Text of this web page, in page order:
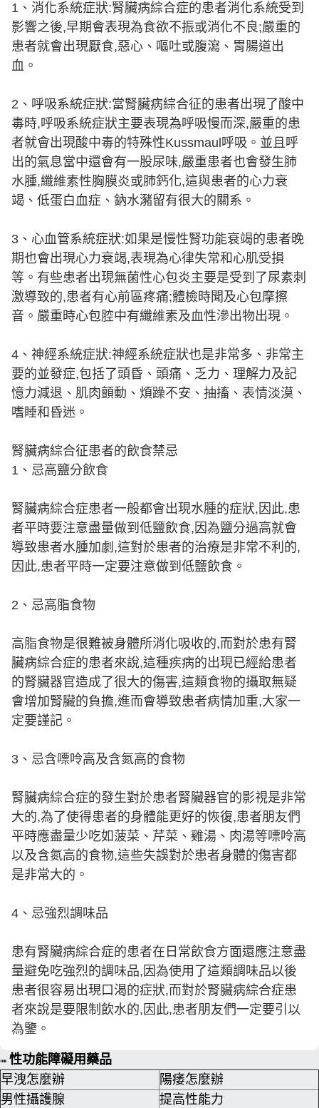
1、消化系統症狀:腎臟病綜合症的患者消化系統受到
影響之後,早期會表現為食欲不振或消化不良;嚴重的
患者就會出現厭食,惡心、嘔吐或腹瀉、胃腸道出
血。
2、呼吸系統症狀:當腎臟病綜合征的患者出現了酸中
毒時,呼吸系統症狀主要表現為呼吸慢而深,嚴重的患
者就會出現酸中毒的特殊性Kussmaul呼吸。並且呼
出的氣息當中還會有一股尿味,嚴重患者也會發生肺
水腫,纖維素性胸膜炎或肺鈣化,這與患者的心力衰
竭、低蛋白血症、鈉水瀦留有很大的關系。
3、心血管系統症狀:如果是慢性腎功能衰竭的患者晚
期也會出現心力衰竭,表現為心律失常和心肌受損
等。有些患者出現無菌性心包炎主要是受到了尿素刺
激導致的,患者有心前區疼痛;體檢時聞及心包摩擦
音。嚴重時心包腔中有纖維素及血性滲出物出現。
4、神經系統症狀:神經系統症狀也是非常多、非常主
要的並發症,包括了頭昏、頭痛、乏力、理解力及記
憶力減退、肌肉顫動、煩躁不安、抽搐、表情淡漠、
嗜睡和昏迷。
腎臟病綜合征患者的飲食禁忌
1、忌高鹽分飲食
腎臟病綜合症患者一般都會出現水腫的症狀,因此,患
者平時要注意盡量做到低鹽飲食,因為鹽分過高就會
導致患者水腫加劇,這對於患者的治療是非常不利的,
因此,患者平時一定要注意做到低鹽飲食。
2、忌高脂食物
高脂食物是很難被身體所消化吸收的,而對於患有腎
臟病綜合症的患者來說,這種疾病的出現已經給患者
的腎臟器官造成了很大的傷害,這類食物的攝取無疑
會增加腎臟的負擔,進而會導致患者病情加重,大家一
定要謹記。
3、忌含嘌呤高及含氮高的食物
腎臟病綜合症的發生對於患者腎臟器官的影視是非常
大的,為了使得患者的身體能更好的恢復,患者朋友們
平時應盡量少吃如菠菜、芹菜、雞湯、肉湯等嘌呤高
以及含氮高的食物,這些失誤對於患者身體的傷害都
是非常大的。
4、忌強烈調味品
患有腎臟病綜合症的患者在日常飲食方面還應注意盡
量避免吃強烈的調味品,因為使用了這類調味品以後
患者很容易出現口渴的症狀,而對於腎臟病綜合症患
者來說是要限制飲水的,因此,患者朋友們一定要引以
為鑒。
➠ 性功能障礙用藥品
早洩怎麼辦
陽痿怎麼辦
男性攝護腺
提高性能力